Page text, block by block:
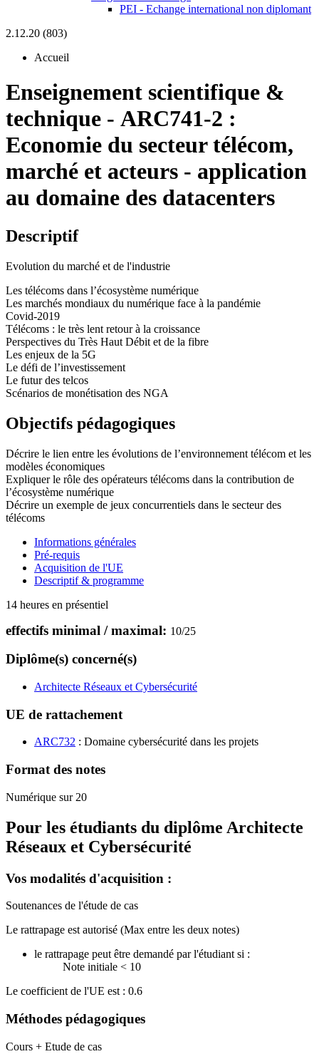
PEI - Echange international non diplomant
2.12.20 (803)
Accueil
Enseignement scientifique &
technique - ARC741-2 :
Economie du secteur télécom,
marché et acteurs - application
au domaine des datacenters
Descriptif
Evolution du marché et de l'industrie
Les télécoms dans l’écosystème numérique
Les marchés mondiaux du numérique face à la pandémie
Covid-2019
Télécoms : le très lent retour à la croissance
Perspectives du Très Haut Débit et de la fibre
Les enjeux de la 5G
Le défi de l’investissement
Le futur des telcos
Scénarios de monétisation des NGA
Objectifs pédagogiques
Décrire le lien entre les évolutions de l’environnement télécom et les
modèles économiques
Expliquer le rôle des opérateurs télécoms dans la contribution de
l’écosystème numérique
Décrire un exemple de jeux concurrentiels dans le secteur des
télécoms
Informations générales
Pré-requis
Acquisition de l'UE
Descriptif & programme
14 heures en présentiel
effectifs minimal / maximal: 10/25
Diplôme(s) concerné(s)
Architecte Réseaux et Cybersécurité
UE de rattachement
ARC732 : Domaine cybersécurité dans les projets
Format des notes
Numérique sur 20
Pour les étudiants du diplôme Architecte
Réseaux et Cybersécurité
Vos modalités d'acquisition :
Soutenances de l'étude de cas
Le rattrapage est autorisé (Max entre les deux notes)
le rattrapage peut être demandé par l'étudiant si :
Note initiale < 10
Le coefficient de l'UE est : 0.6
Méthodes pédagogiques
Cours + Etude de cas